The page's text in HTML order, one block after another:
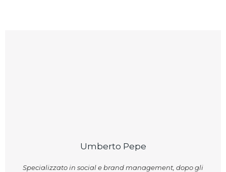
Umberto Pepe
Specializzato in social e brand management, dopo gli